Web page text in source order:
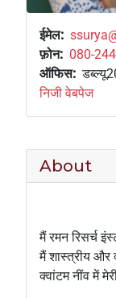
navigate
interact
content.
ईमेल
फ़ोन
080-
ऑफिस
निजी वेबपेज
About
मैं रमन रिसर्च
मैं शास्त्रीय और
क्वांटम नींव में